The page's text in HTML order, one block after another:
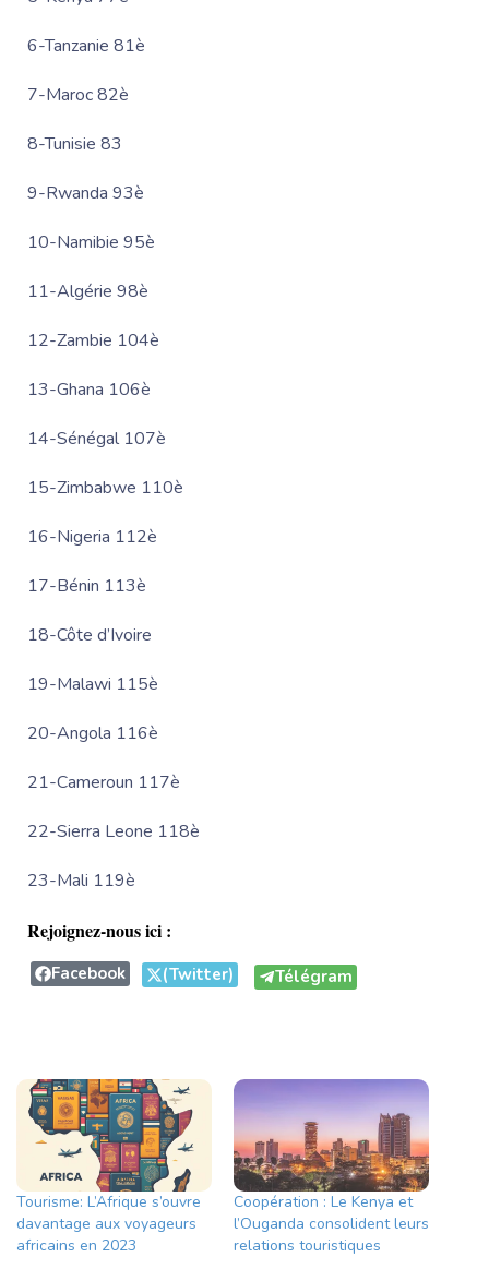
6-Tanzanie 81è
7-Maroc 82è
8-Tunisie 83
9-Rwanda 93è
10-Namibie 95è
11-Algérie 98è
12-Zambie 104è
13-Ghana 106è
14-Sénégal 107è
15-Zimbabwe 110è
16-Nigeria 112è
17-Bénin 113è
18-Côte d’Ivoire
19-Malawi 115è
20-Angola 116è
21-Cameroun 117è
22-Sierra Leone 118è
23-Mali 119è
Rejoignez-nous ici :
Facebook (Twitter) Télégram
Tourisme: L’Afrique s’ouvre
davantage aux voyageurs
africains en 2023
Coopération : Le Kenya et
l’Ouganda consolident leurs
relations touristiques